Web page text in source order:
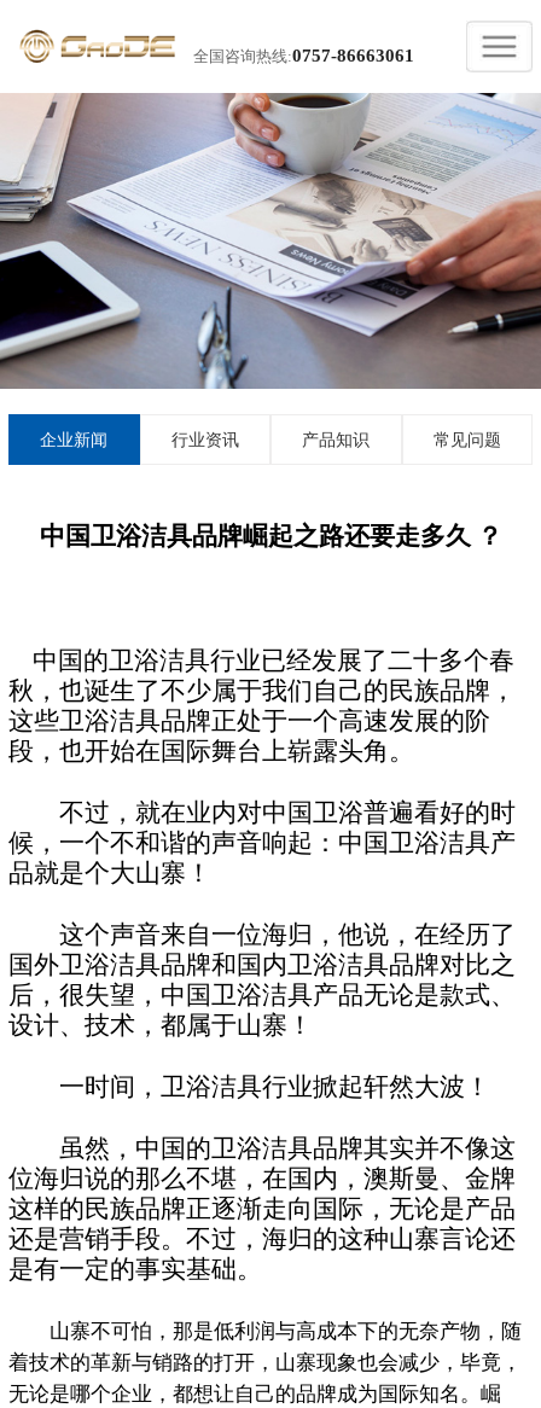
全国咨询热线:0757-86663061
企业新闻 行业资讯 产品知识 常见问题
中国卫浴洁具品牌崛起之路还要走多久 ？
中国的卫浴洁具行业已经发展了二十多个春
秋，也诞生了不少属于我们自己的民族品牌，
这些卫浴洁具品牌正处于一个高速发展的阶
段，也开始在国际舞台上崭露头角。
不过，就在业内对中国卫浴普遍看好的时
候，一个不和谐的声音响起：中国卫浴洁具产
品就是个大山寨！
这个声音来自一位海归，他说，在经历了
国外卫浴洁具品牌和国内卫浴洁具品牌对比之
后，很失望，中国卫浴洁具产品无论是款式、
设计、技术，都属于山寨！
一时间，卫浴洁具行业掀起轩然大波！
虽然，中国的卫浴洁具品牌其实并不像这
位海归说的那么不堪，在国内，澳斯曼、金牌
这样的民族品牌正逐渐走向国际，无论是产品
还是营销手段。不过，海归的这种山寨言论还
是有一定的事实基础。
山寨不可怕，那是低利润与高成本下的无奈产物，随
着技术的革新与销路的打开，山寨现象也会减少，毕竟，
无论是哪个企业，都想让自己的品牌成为国际知名。崛